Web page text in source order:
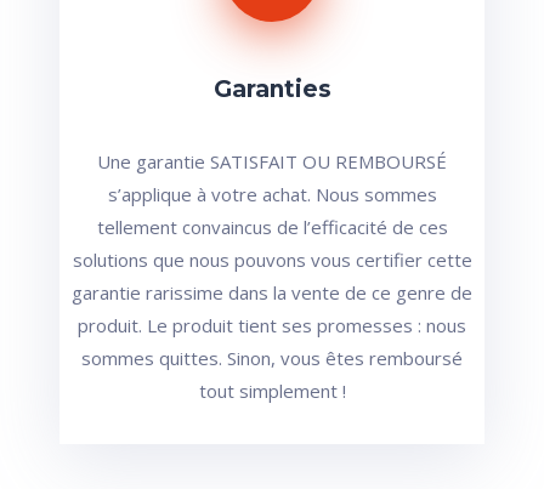
Garanties
Une garantie SATISFAIT OU REMBOURSÉ
s’applique à votre achat. Nous sommes
tellement convaincus de l’efficacité de ces
solutions que nous pouvons vous certifier cette
garantie rarissime dans la vente de ce genre de
produit. Le produit tient ses promesses : nous
sommes quittes. Sinon, vous êtes remboursé
tout simplement !